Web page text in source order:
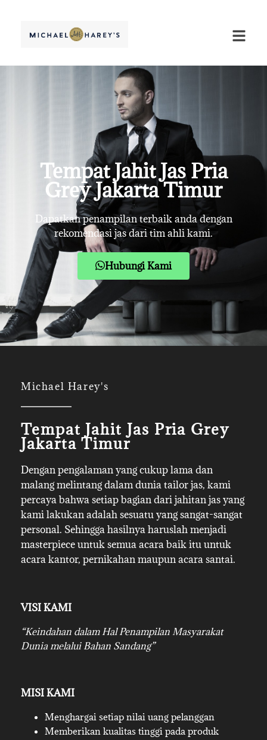
Tempat Jahit Jas Pria
Grey Jakarta Timur
Dapatkan penampilan terbaik anda dengan
rekomendasi jas dari tim ahli kami.
Hubungi Kami
Michael Harey's
Tempat Jahit Jas Pria Grey
Jakarta Timur
Dengan pengalaman yang cukup lama dan
malang melintang dalam dunia tailor jas, kami
percaya bahwa setiap bagian dari jahitan jas yang
kami lakukan adalah sesuatu yang sangat-sangat
personal. Sehingga hasilnya haruslah menjadi
masterpiece untuk semua acara baik itu untuk
acara kantor, pernikahan maupun acara santai.
VISI KAMI
“Keindahan dalam Hal Penampilan Masyarakat
Dunia melalui Bahan Sandang”
MISI KAMI
Menghargai setiap nilai uang pelanggan
Memberikan kualitas tinggi pada produk